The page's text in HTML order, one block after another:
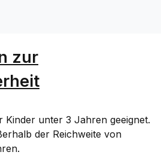
zur
Kinder unter 3 Jahren geeignet.
der Reichweite von